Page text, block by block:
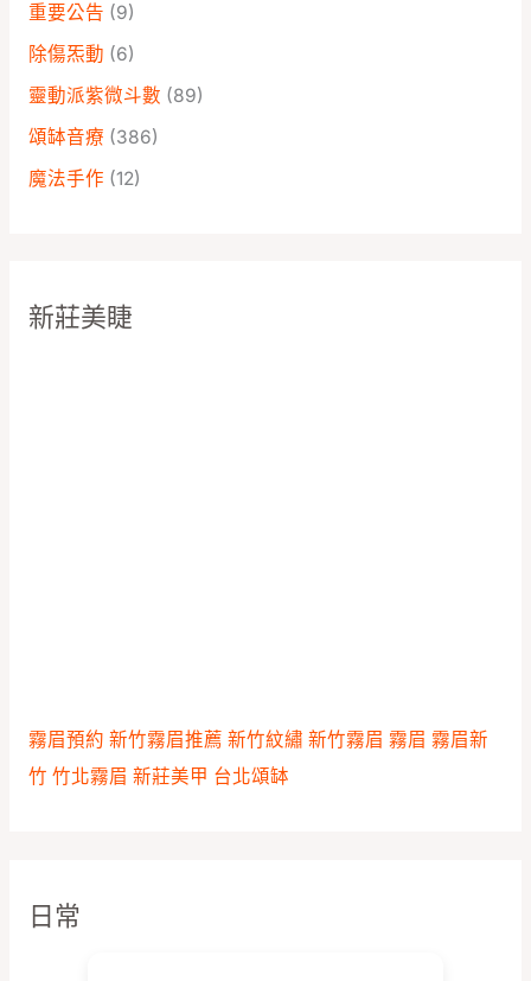
重要公告 (9)
除傷炁動 (6)
靈動派紫微斗數 (89)
頌缽音療 (386)
魔法手作 (12)
新莊美睫
霧眉預約 新竹霧眉推薦 新竹紋繡 新竹霧眉 霧眉 霧眉新
竹 竹北霧眉 新莊美甲 台北頌缽
日常